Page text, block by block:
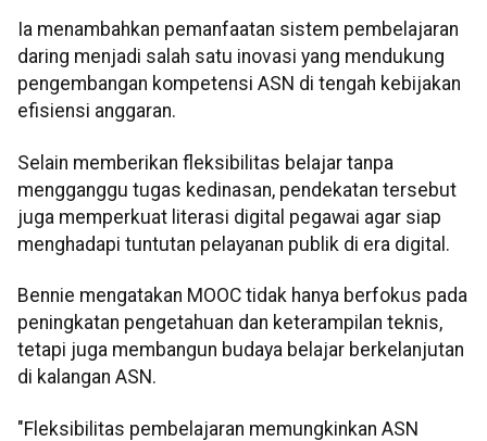
Ia menambahkan pemanfaatan sistem pembelajaran
daring menjadi salah satu inovasi yang mendukung
pengembangan kompetensi ASN di tengah kebijakan
efisiensi anggaran.
Selain memberikan fleksibilitas belajar tanpa
mengganggu tugas kedinasan, pendekatan tersebut
juga memperkuat literasi digital pegawai agar siap
menghadapi tuntutan pelayanan publik di era digital.
Bennie mengatakan MOOC tidak hanya berfokus pada
peningkatan pengetahuan dan keterampilan teknis,
tetapi juga membangun budaya belajar berkelanjutan
di kalangan ASN.
"Fleksibilitas pembelajaran memungkinkan ASN